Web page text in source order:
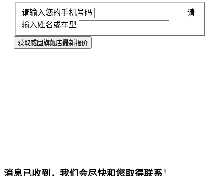
请输入您的手机号码
请
输入姓名或车型
获取威固旗舰店最新报价
消息已收到，我们会尽快和您取得联系！